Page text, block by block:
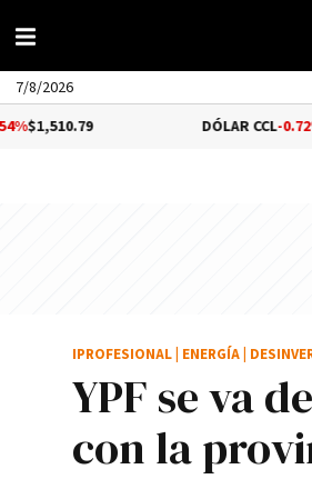
7/8/2026
DÓLAR CCL-0.72%
YPF se va
con la
IPROFESIONAL ENERGÍA